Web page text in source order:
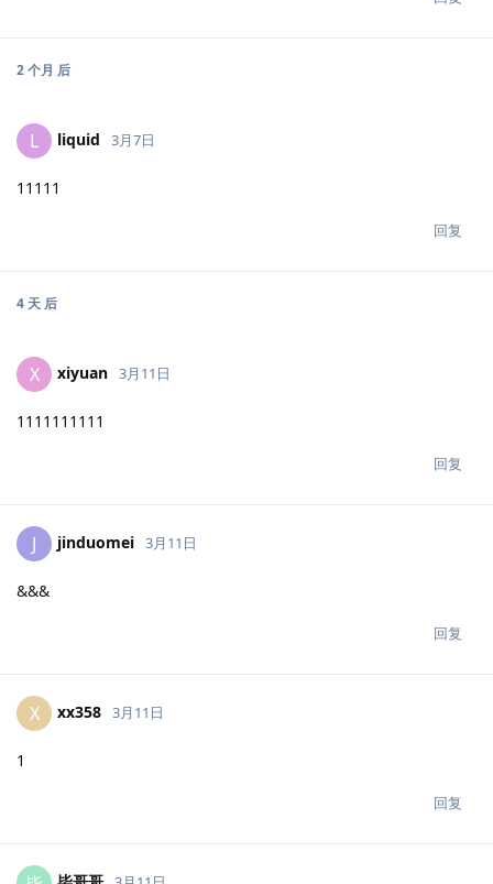
2 个月 后
L liquid 3月7日
11111
回复
4 天 后
X xiyuan 3月11日
1111111111
回复
J jinduomei 3月11日
&&&
回复
X xx358 3月11日
1
回复